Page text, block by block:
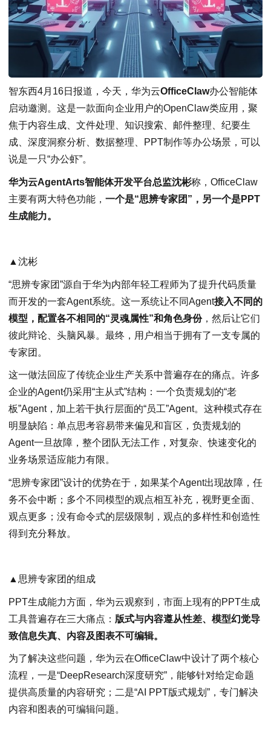
智东西4月16日报道，今天，华为云OfficeClaw办公智能体
启动邀测。这是一款面向企业用户的OpenClaw类应用，聚
焦于内容生成、文件处理、知识搜索、邮件整理、纪要生
成、深度洞察分析、数据整理、PPT制作等办公场景，可以
说是一只“办公虾”。
华为云AgentArts智能体开发平台总监沈彬称，OfficeClaw
主要有两大特色功能， 一个是“思辨专家团”，另一个是PPT
生成能力。
▲沈彬
“思辨专家团”源自于华为内部年轻工程师为了提升代码质量
而开发的一套Agent系统。这一系统让不同Agent接入不同的
模型，配置各不相同的“灵魂属性”和角色身份，然后让它们
彼此辩论、头脑风暴。最终，用户相当于拥有了一支专属的
专家团。
这一做法回应了传统企业生产关系中普遍存在的痛点。许多
企业的Agent仍采用“主从式”结构：一个负责规划的“老
板”Agent，加上若干执行层面的“员工”Agent。这种模式存在
明显缺陷：单点思考容易带来偏见和盲区，负责规划的
Agent一旦故障，整个团队无法工作，对复杂、快速变化的
业务场景适应能力有限。
“思辨专家团”设计的优势在于，如果某个Agent出现故障，任
务不会中断；多个不同模型的观点相互补充，视野更全面、
观点更多；没有命令式的层级限制，观点的多样性和创造性
得到充分释放。
▲思辨专家团的组成
PPT生成能力方面，华为云观察到，市面上现有的PPT生成
工具普遍存在三大痛点： 版式与内容遵从性差、模型幻觉导
致信息失真、内容及图表不可编辑。
为了解决这些问题，华为云在OfficeClaw中设计了两个核心
流程，一是“DeepResearch深度研究”，能够针对给定命题
提供高质量的内容研究；二是“AI PPT版式规划”，专门解决
内容和图表的可编辑问题。